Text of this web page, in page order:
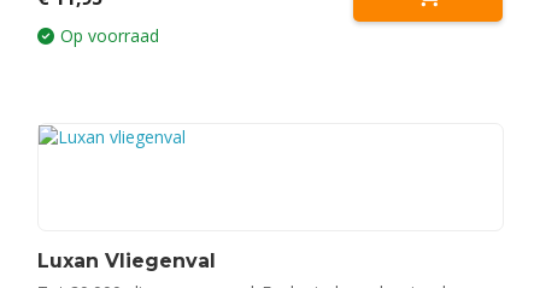
Op voorraad
Luxan Vliegenval